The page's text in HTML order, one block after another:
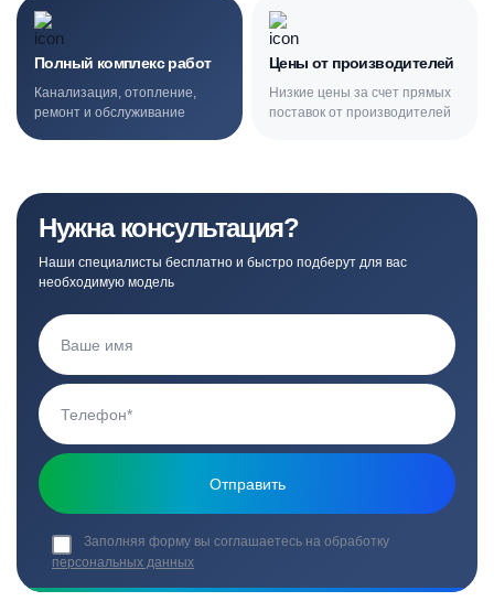
Полный комплекс работ
Канализация, отопление,
ремонт и обслуживание
Цены от производителей
Низкие цены за счет прямых
поставок от производителей
Нужна консультация?
Наши специалисты бесплатно и быстро подберут для вас
необходимую модель
Заполняя форму вы соглашаетесь на обработку
персональных данных